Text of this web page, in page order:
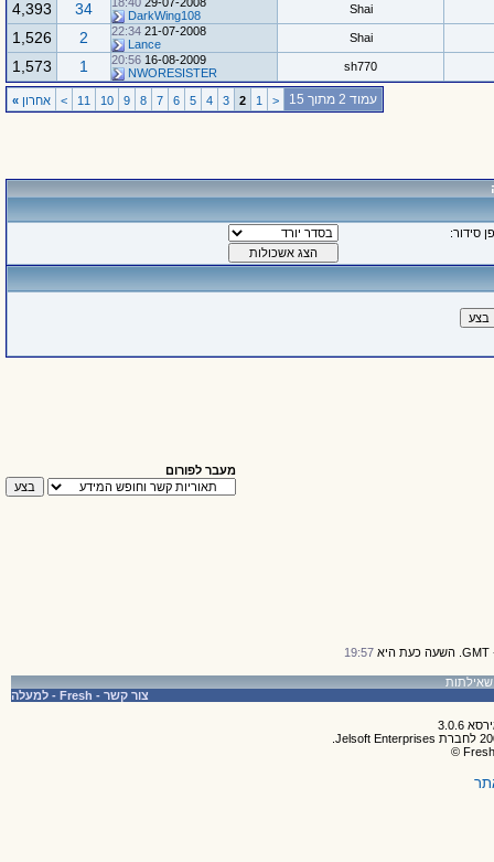
Shai
DarkWing108
34
4,393
Shai
21-07-2008
22:34
Lance
2
1,526
sh770
16-08-2009
20:56
NWORESISTER
1
1,573
עמוד 2 מתוך 15 <
1
2
3
4
5
6
7
8
9
10
11
> אחרון »
סידור:
מעבר לפורום
19:57
צור קשר -
Fresh
- למעלה